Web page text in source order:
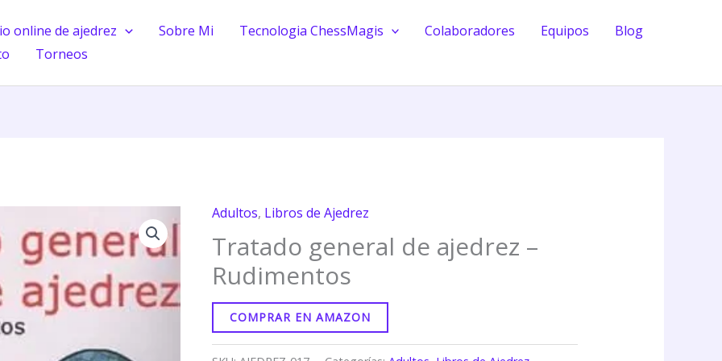
online de ajedrez Sobre Mi Tecnologia ChessMagis Colaboradores Equipos
Blog
Torneos
Adultos, Libros de Ajedrez
Tratado general de ajedrez –
Rudimentos
COMPRAR EN AMAZON